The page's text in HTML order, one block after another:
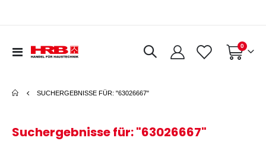
Navigation
Warenkorb
0Artikel
SUCHERGEBNISSE FÜR: "63026667"
Suchergebnisse für: "63026667"